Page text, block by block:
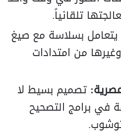
تلقائياً.
يتعامل بسلاسة مع صيغ
JPG, PNG, BMP وغيرها من امتدادات
تصميم بسيط لا
في برامج التصحيح